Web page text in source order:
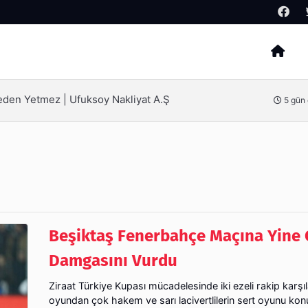
Arama
İçin Bilinmesi Gerekenler 6 gün
Beşiktaş Fenerbahçe Maçına Yine
Damgasını Vurdu
Ziraat Türkiye Kupası mücadelesinde iki ezeli rakip
oyundan çok hakem ve sarı lacivertlilerin sert oyunu